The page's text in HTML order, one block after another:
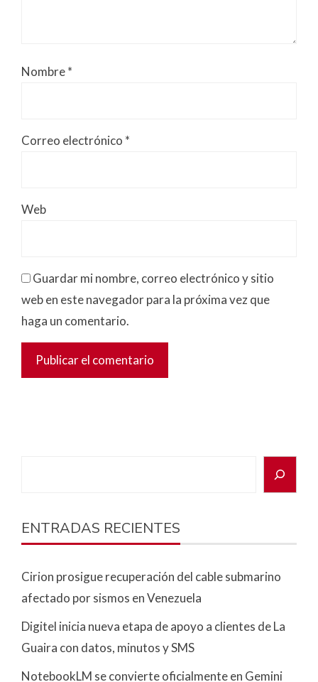
Nombre*
Correo electrónico *
Web
Guardar mi nombre, correo electrónico y sitio
web en este navegador para la próxima vez que
haga un comentario.
ENTRADAS RECIENTES
Cirion prosigue recuperación del cable submarino
afectado por sismos en Venezuela
Digitel inicia nueva etapa de apoyo a clientes de La
Guaira con datos, minutos y SMS
NotebookLM se convierte oficialmente en Gemini